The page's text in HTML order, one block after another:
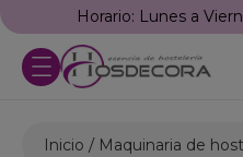
Horario: Lunes a
Inicio Maquinaria de